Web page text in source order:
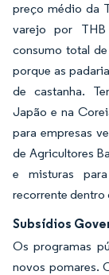
preço médio da
varejo por THB
consumo total
porque as
de castanha.
Japão e na
para empresas
de Agricultores
e misturas
recorrente dentro
Subsídios
Os programas
novos pomares.